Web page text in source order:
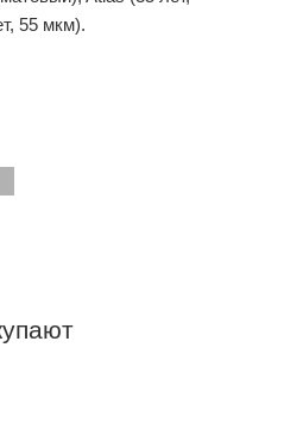
55 мкм).